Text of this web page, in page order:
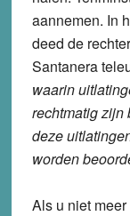
aannemen. In
deed de
Santanera
waarin
rechtmatig zijn
deze
worden
Als u niet